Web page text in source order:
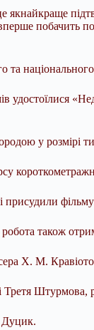
якнайкраще
побачить
у розмірі
присудили
також
Х. М.
Третя Штурмова,
Дуцик.